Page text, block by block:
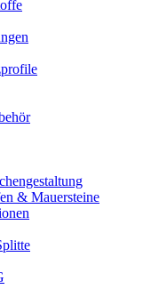
& Mauersteine